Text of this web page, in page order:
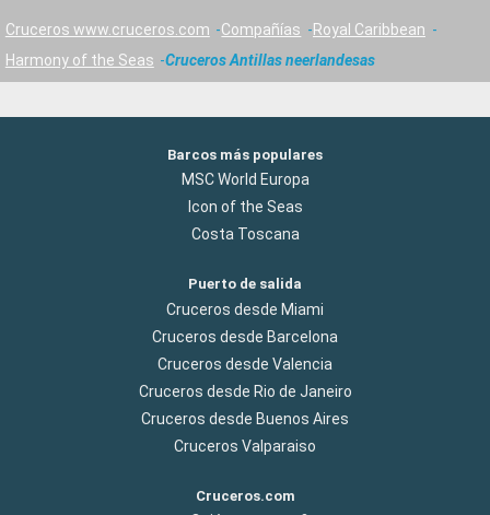
Cruceros www.cruceros.com Compañías
Royal Caribbean
Harmony of the Seas
Cruceros Antillas neerlandesas
Barcos más populares
MSC World Europa
Icon of the Seas
Costa Toscana
Puerto de salida
Cruceros desde Miami
Cruceros desde Barcelona
Cruceros desde Valencia
Cruceros desde Rio de Janeiro
Cruceros desde Buenos Aires
Cruceros Valparaiso
Cruceros.com